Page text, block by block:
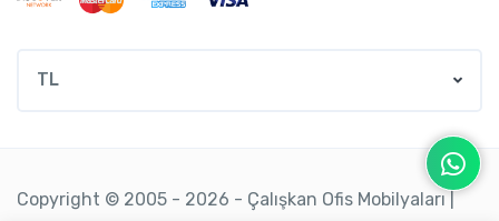
TL
Copyright © 2005 - 2026 - Çalışkan Ofis Mobilyaları |